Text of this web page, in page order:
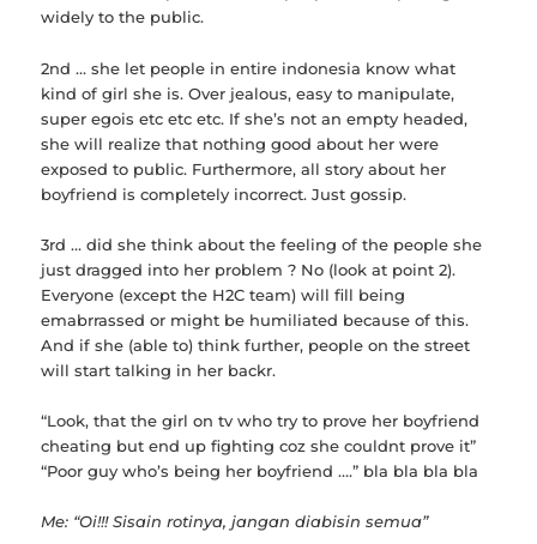
widely to the public.
2nd … she let people in entire indonesia know what
kind of girl she is. Over jealous, easy to manipulate,
super egois etc etc etc. If she’s not an empty headed,
she will realize that nothing good about her were
exposed to public. Furthermore, all story about her
boyfriend is completely incorrect. Just gossip.
3rd … did she think about the feeling of the people she
just dragged into her problem ? No (look at point 2).
Everyone (except the H2C team) will fill being
emabrrassed or might be humiliated because of this.
And if she (able to) think further, people on the street
will start talking in her backr.
“Look, that the girl on tv who try to prove her boyfriend
cheating but end up fighting coz she couldnt prove it”
“Poor guy who’s being her boyfriend ….” bla bla bla bla
Me: “Oi!!! Sisain rotinya, jangan diabisin semua”